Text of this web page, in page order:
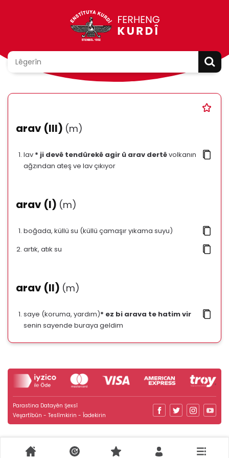
arav (III) (m)
lav * ji devê tendûrekê agir û arav dertêvolkanın
ağzından ateş ve lav çıkıyor
arav (I) (m)
boğada, küllü su (küllü çamaşır yıkama suyu)
artık, atık su
arav (II) (m)
saye (koruma, yardım)* ez bi arava te hatim vir
senin sayende buraya geldim
Parastina Datayên Şexsî
Veşartîbûn - Teslîmkirin - Îadekirin